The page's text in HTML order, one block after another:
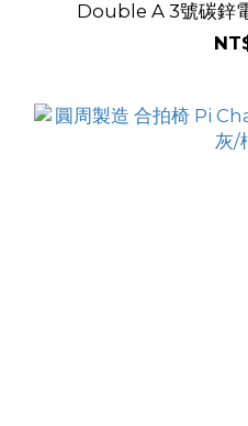
Double A 3號碳鋅